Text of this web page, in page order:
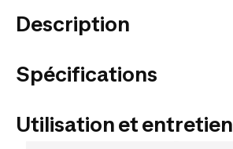
Description
Spécifications
Utilisation et entretien